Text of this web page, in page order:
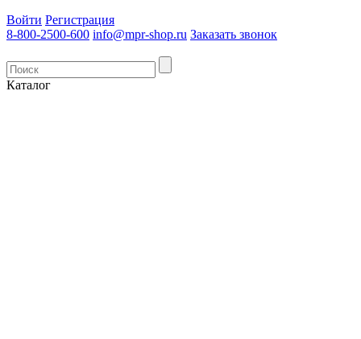
Войти Регистрация
8-800-2500-600 info@mpr-shop.ru Заказать звонок
Каталог